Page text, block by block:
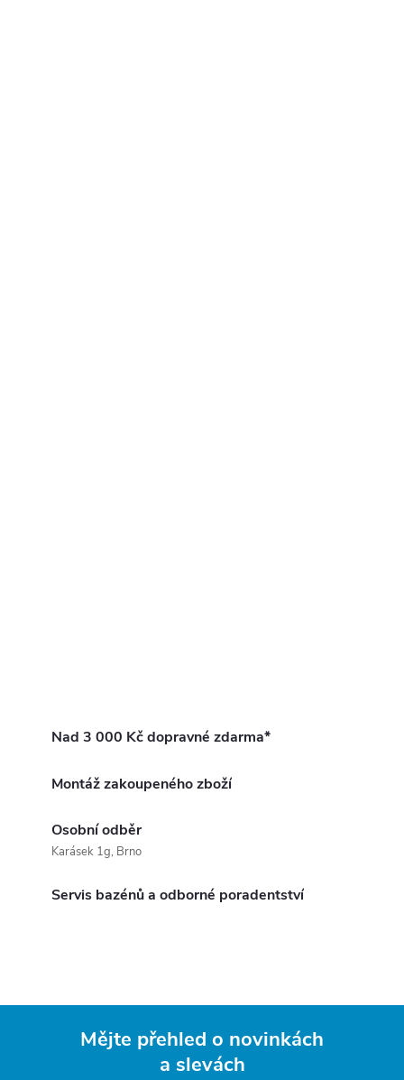
Nad 3 000 Kč dopravné zdarma*
Montáž zakoupeného zboží
Osobní odběr
Karásek 1g, Brno
Servis bazénů a odborné poradentství
Mějte přehled o novinkách
a slevách